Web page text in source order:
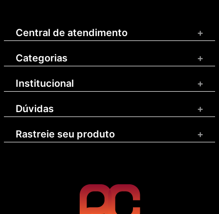
Central de atendimento +
Categorias +
Institucional +
Dúvidas +
Rastreie seu produto +